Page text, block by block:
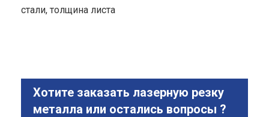
стали, толщина листа
Хотите заказать лазерную резку
металла или остались вопросы ?